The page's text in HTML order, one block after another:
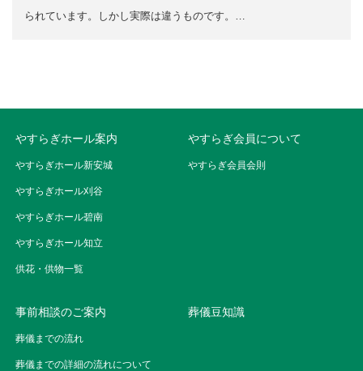
られています。しかし実際は違うものです。…
やすらぎホール案内
やすらぎホール新安城
やすらぎホール刈谷
やすらぎホール碧南
やすらぎホール知立
供花・供物一覧
やすらぎ会員について
やすらぎ会員会則
事前相談のご案内
葬儀までの流れ
葬儀までの詳細の流れについて
葬儀豆知識